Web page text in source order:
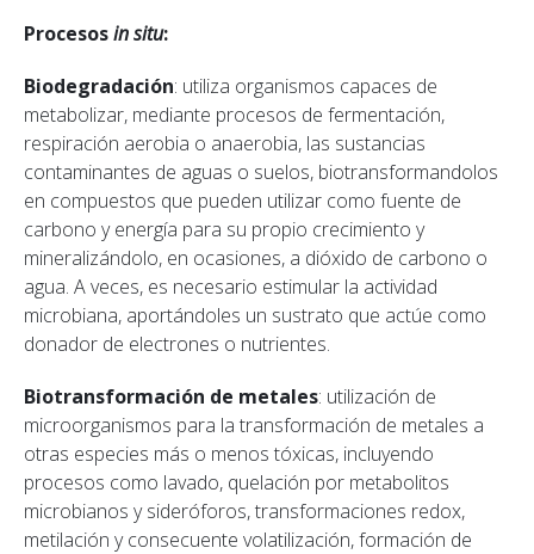
Procesosin situ:
Biodegradación: utiliza organismos capaces de
metabolizar, mediante procesos de fermentación,
respiración aerobia o anaerobia, las sustancias
contaminantes de aguas o suelos, biotransformandolos
en compuestos que pueden utilizar como fuente de
carbono y energía para su propio crecimiento y
mineralizándolo, en ocasiones, a dióxido de carbono o
agua. A veces, es necesario estimular la actividad
microbiana, aportándoles un sustrato que actúe como
donador de electrones o nutrientes.
Biotransformación de metales: utilización de
microorganismos para la transformación de metales a
otras especies más o menos tóxicas, incluyendo
procesos como lavado, quelación por metabolitos
microbianos y sideróforos, transformaciones redox,
metilación y consecuente volatilización, formación de